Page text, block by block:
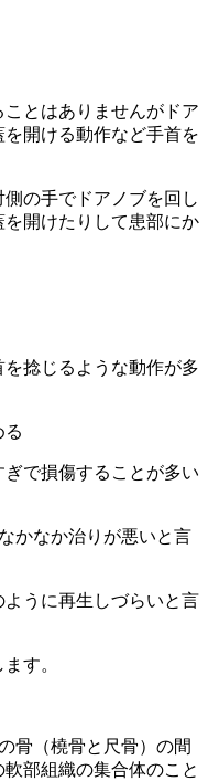
とはありませんがドア
開ける動作など手首を
の手でドアノブを回し
開けたりして患部にか
捻じるような動作が多
る
で損傷することが多い
かなか治りが悪いと言
うに再生しづらいと言
す。
骨（橈骨と尺骨）の間
部組織の集合体のこと